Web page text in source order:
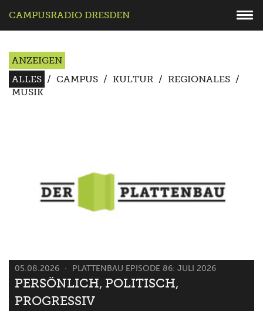
CAMPUSRADIO DRESDEN
ANZEIGEN
ALLES / CAMPUS / KULTUR / REGIONALES /
MUSIK
05.08.2026 PLATTENBAU EPISODE 86: JULI 2026
PERSÖNLICH, POLITISCH,
PROGRESSIV